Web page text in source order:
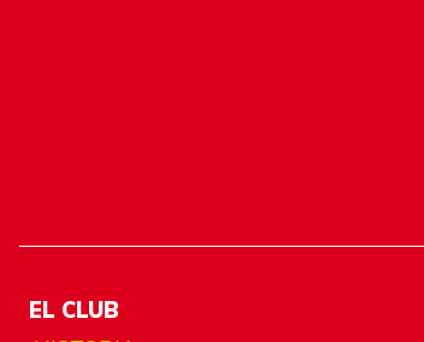
EL CLUB